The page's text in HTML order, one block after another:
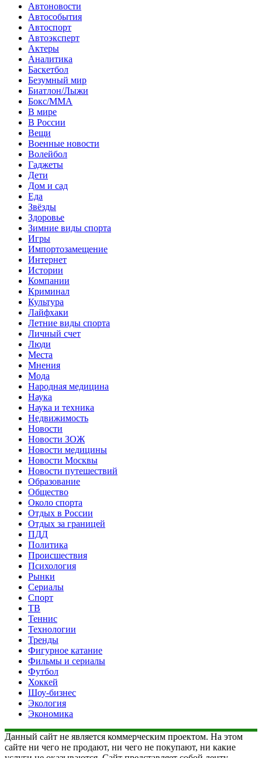
Автоновости
Автособытия
Автоспорт
Автоэксперт
Актеры
Аналитика
Баскетбол
Безумный мир
Биатлон/Лыжи
Бокс/MMA
В мире
В России
Вещи
Военные новости
Волейбол
Гаджеты
Дети
Дом и сад
Еда
Звёзды
Здоровье
Зимние виды спорта
Игры
Импортозамещение
Интернет
Истории
Компании
Криминал
Культура
Лайфхаки
Летние виды спорта
Личный счет
Люди
Места
Мнения
Мода
Народная медицина
Наука
Наука и техника
Недвижимость
Новости
Новости ЗОЖ
Новости медицины
Новости Москвы
Новости путешествий
Образование
Общество
Около спорта
Отдых в России
Отдых за границей
ПДД
Политика
Происшествия
Психология
Рынки
Сериалы
Спорт
ТВ
Теннис
Технологии
Тренды
Фигурное катание
Фильмы и сериалы
Футбол
Хоккей
Шоу-бизнес
Экология
Экономика
Данный сайт не является коммерческим проектом. На этом
сайте ни чего не продают, ни чего не покупают, ни какие